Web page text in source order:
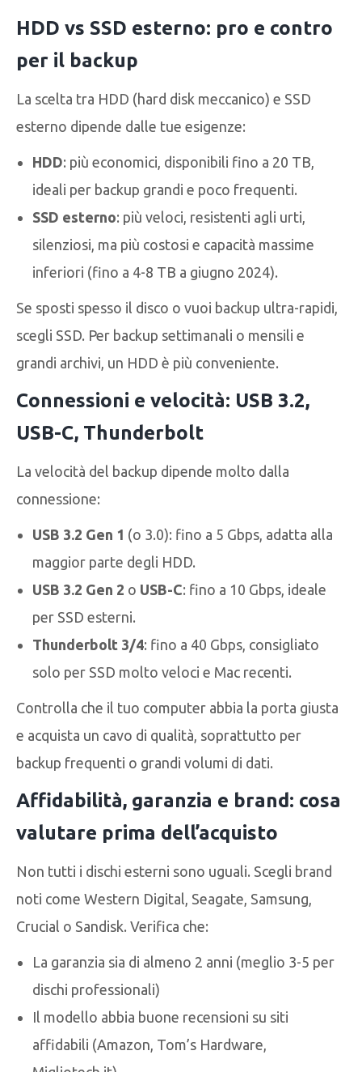
HDD vs SSD esterno: pro e contro
per il backup
La scelta tra HDD (hard disk meccanico) e SSD
esterno dipende dalle tue esigenze:
HDD: più economici, disponibili fino a 20 TB,
ideali per backup grandi e poco frequenti.
SSD esterno: più veloci, resistenti agli urti,
silenziosi, ma più costosi e capacità massime
inferiori (fino a 4-8 TB a giugno 2024).
Se sposti spesso il disco o vuoi backup ultra-rapidi,
scegli SSD. Per backup settimanali o mensili e
grandi archivi, un HDD è più conveniente.
Connessioni e velocità: USB 3.2,
USB-C, Thunderbolt
La velocità del backup dipende molto dalla
connessione:
USB 3.2 Gen 1 (o 3.0): fino a 5 Gbps, adatta alla
maggior parte degli HDD.
USB 3.2 Gen 2 o USB-C: fino a 10 Gbps, ideale
per SSD esterni.
Thunderbolt 3/4: fino a 40 Gbps, consigliato
solo per SSD molto veloci e Mac recenti.
Controlla che il tuo computer abbia la porta giusta
e acquista un cavo di qualità, soprattutto per
backup frequenti o grandi volumi di dati.
Affidabilità, garanzia e brand: cosa
valutare prima dell’acquisto
Non tutti i dischi esterni sono uguali. Scegli brand
noti come Western Digital, Seagate, Samsung,
Crucial o Sandisk. Verifica che:
La garanzia sia di almeno 2 anni (meglio 3-5 per
dischi professionali)
Il modello abbia buone recensioni su siti
affidabili (Amazon, Tom’s Hardware,